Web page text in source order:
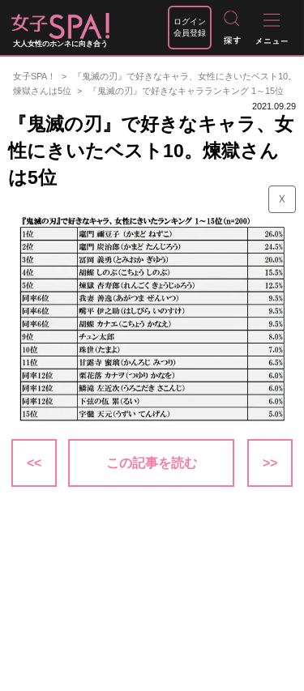
大人女性のホンネに向き合う
ログイン
会員登録
女子SPA！
『鬼滅の刃』で好きなキャラ、女性にきいたベスト10。
煉獄さんは5位
『鬼滅の刃』で好きなキャラランキング 1～15位
2021.09.29
『鬼滅の刃』で好きなキャラ、女
性にきいたベスト10。煉獄さん
は5位
☓
<< この記事を読む >>